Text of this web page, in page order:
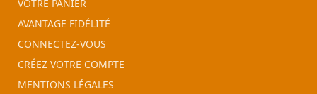
VOTRE PANIER
AVANTAGE FIDÉLITÉ
CONNECTEZ-VOUS
CRÉEZ VOTRE COMPTE
MENTIONS LÉGALES